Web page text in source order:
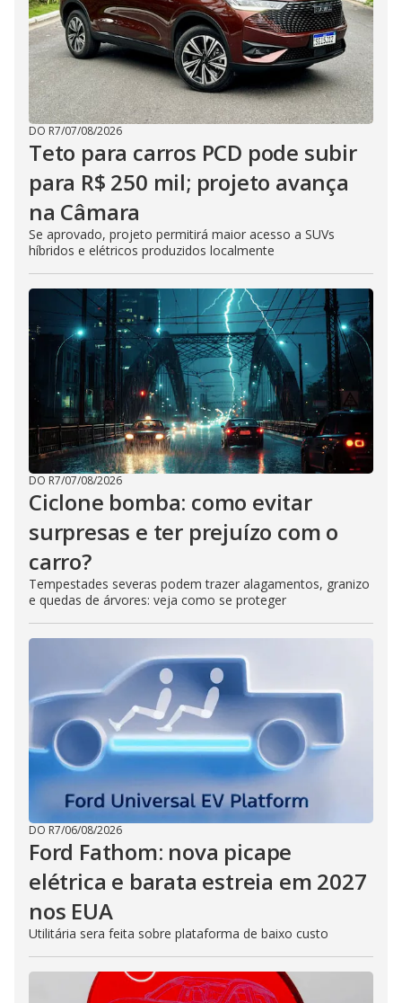
DO R7/07/08/2026
Teto para carros PCD pode subir
para R$ 250 mil; projeto avança
na Câmara
Se aprovado, projeto permitirá maior acesso a SUVs
híbridos e elétricos produzidos localmente
DO R7/07/08/2026
Ciclone bomba: como evitar
surpresas e ter prejuízo com o
carro?
Tempestades severas podem trazer alagamentos, granizo
e quedas de árvores: veja como se proteger
DO R7/06/08/2026
Ford Fathom: nova picape
elétrica e barata estreia em 2027
nos EUA
Utilitária sera feita sobre plataforma de baixo custo